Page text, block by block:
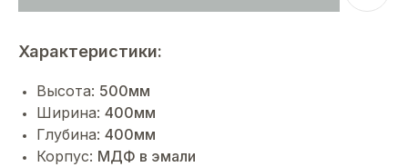
Характеристики:
Высота: 500мм
Ширина: 400мм
Глубина: 400мм
Корпус: МДФ в эмали